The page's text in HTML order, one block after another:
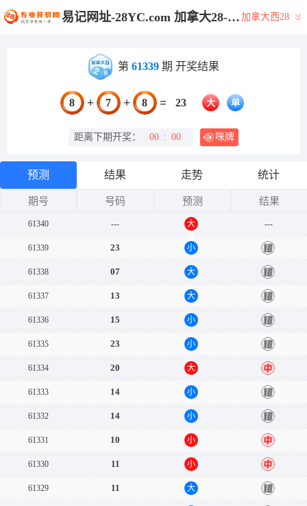
易记网址-28YC.com 加拿大28-加拿大28预测|28在线预测咪牌查询|加拿大PC结果查询|加拿大PC在线预测_专注研究咪牌_加拿大PC28_官方! 加拿大西28
第61339 期 开奖结果
8 + 7 + 8 = 23 大 单
距离下期开奖： 00 : 00 咪牌
预测 结果 走势 统计
期号 号码 预测 结果
61340 ---
大
---
61339 23 小 错
61338 07 大 错
61337 13 大 错
61336 15 小 错
61335 23 小 错
61334 20 大 中
61333 14 小 错
61332 14 小 错
61331 10 小 中
61330 11 小 中
61329 11 大 错